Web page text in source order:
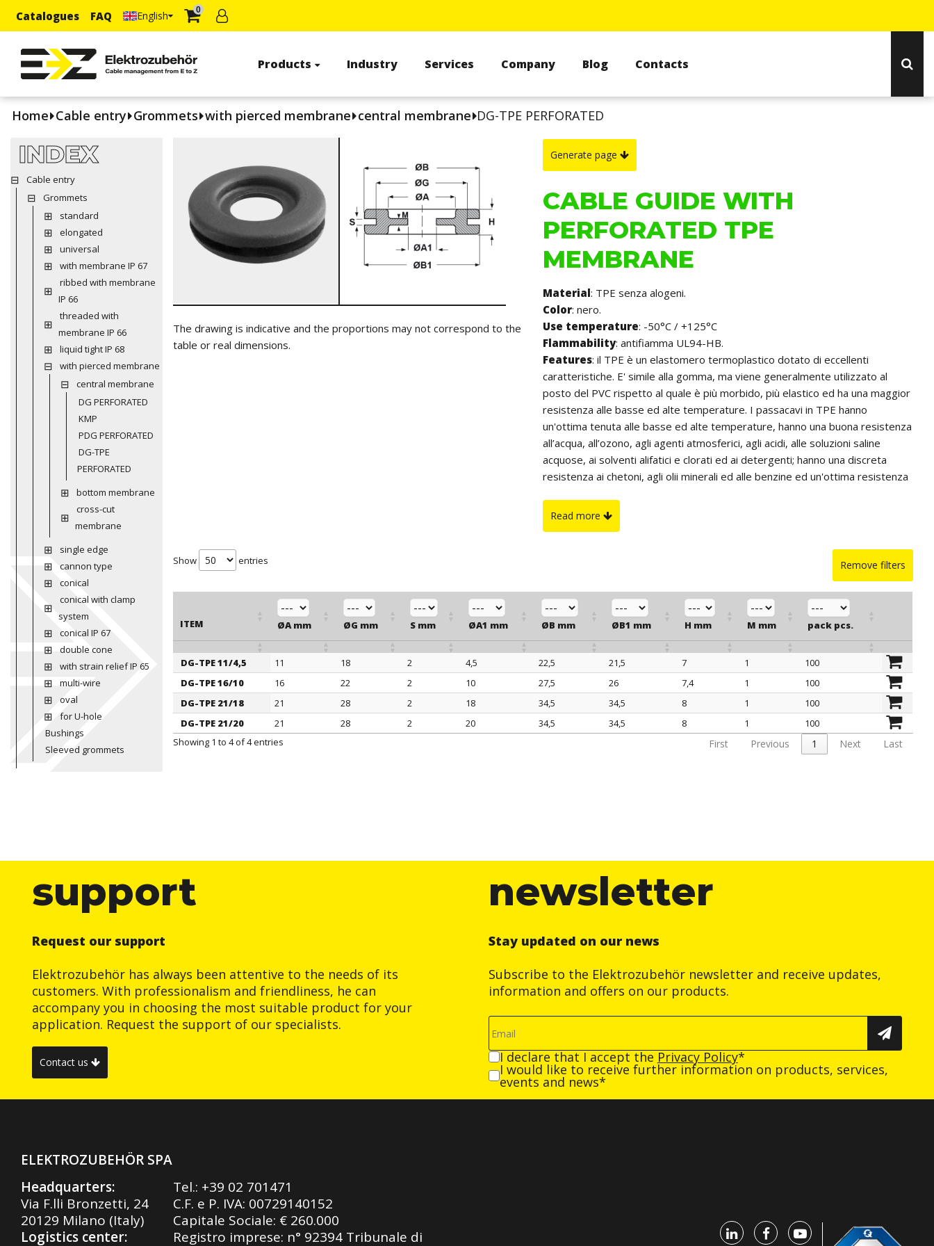
Catalogues FAQ English 0
Products Industry Services Company Blog Contacts
Home Cable entry Grommets with pierced membrane central membrane DG-TPE PERFORATED
INDEX
Cable entry
Grommets
standard
elongated
universal
with membrane IP 67
ribbed with membrane
IP 66
threaded with
membrane IP 66
liquid tight IP 68
with pierced membrane
central membrane
DG PERFORATED
KMP
PDG PERFORATED
DG-TPE
PERFORATED
bottom membrane
cross-cut
membrane
single edge
cannon type
conical
conical with clamp
system
conical IP 67
double cone
with strain relief IP 65
multi-wire
oval
for U-hole
Bushings
Sleeved grommets
The drawing is indicative and the proportions may not correspond to the
table or real dimensions.
Generate page
CABLE GUIDE WITH
PERFORATED TPE
MEMBRANE
Material: TPE senza alogeni.
Color: nero.
Use temperature: -50°C / +125°C
Flammability: antifiamma UL94-HB.
Features: il TPE è un elastomero termoplastico dotato di eccellenti
caratteristiche. E' simile alla gomma, ma viene generalmente utilizzato al
posto del PVC rispetto al quale è più morbido, più elastico ed ha una maggior
resistenza alle basse ed alte temperature. I passacavi in TPE hanno
un'ottima tenuta alle basse ed alte temperature, hanno una buona resistenza
all’acqua, all’ozono, agli agenti atmosferici, agli acidi, alle soluzioni saline
acquose, ai solventi alifatici e clorati ed ai detergenti; hanno una discreta
resistenza ai chetoni, agli olii minerali ed alle benzine ed un'ottima resistenza
proprietà elettriche.
Inoltre, non contengono alogeni.
Read more
Remove filters
Show entries
ITEM ØA mm ØG mm S mm ØA1 mm ØB mm ØB1 mm H mm M mm pack pcs.
ITEM
ØA mm ØG mm S mm ØA1 mm ØB mm ØB1 mm H mm M mm pack pcs.
DG-TPE 11/4,5 11 18 2 4,5 22,5 21,5 7 1
100
DG-TPE 16/10
16 22 2 10 27,5 26 7,4 1
100
DG-TPE 21/18
21 28 2 18 34,5 34,5 8 1
100
DG-TPE 21/20
21 28 2 20 34,5 34,5 8 1
100
Showing 1 to 4 of 4 entries
First Previous 1 Next Last
support
Request our support
Elektrozubehör has always been attentive to the needs of its
customers. With professionalism and friendliness, he can
accompany you in choosing the most suitable product for your
application. Request the support of our specialists.
Contact us
newsletter
Stay updated on our news
Subscribe to the Elektrozubehör newsletter and receive updates,
information and offers on our products.
I declare that I accept the Privacy Policy*
I would like to receive further information on products, services,
events and news*
ELEKTROZUBEHÖR SPA
Headquarters:
Via F.lli Bronzetti, 24
20129 Milano (Italy)
Logistics center:
Tel.: +39 02 701471
C.F. e P. IVA: 00729140152
Capitale Sociale: € 260.000
Registro imprese: n° 92394 Tribunale di